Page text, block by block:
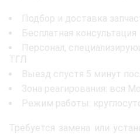
Подбор и доставка
Бесплатная консультация
Персонал,
ТГЛ
Выезд спустя 5 минут
Зона реагирования: вся
Режим работы:
Требуется замена или